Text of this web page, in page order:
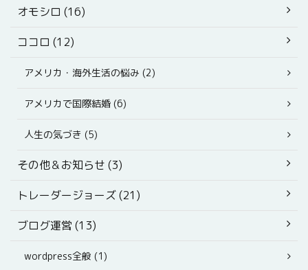
オモシロ (16)
ココロ (12)
アメリカ・海外生活の悩み (2)
アメリカで国際結婚 (6)
人生の気づき (5)
その他＆お知らせ (3)
トレーダージョーズ (21)
ブログ運営 (13)
wordpress全般 (1)